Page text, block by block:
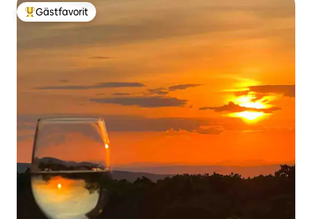
Populär gästfavorit
Gästfavorit